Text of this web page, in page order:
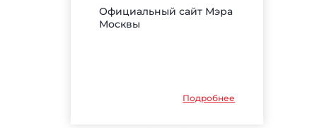
Официальный сайт Мэра
Москвы
Подробнее